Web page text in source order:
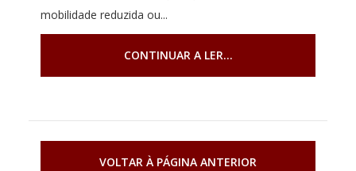
mobilidade reduzida ou...
CONTINUAR A LER...
VOLTAR À PÁGINA ANTERIOR